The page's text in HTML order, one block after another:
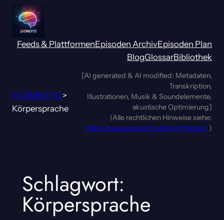
Zum
Inhalt
springen
Feeds & PlattformenEpisoden ArchivEpisoden Plan
BlogGlossarBibliothek
EVOMENTIS >
Körpersprache
[AI generated & AI modified: Metadaten,
Transkription,
Illustrationen, Musik & Soundelemente,
akustische Optimierung]
(Alle rechtlichen Hinweise siehe:
https://www.evomentis.de/rechtliches/ )
Schlagwort:
Körpersprache